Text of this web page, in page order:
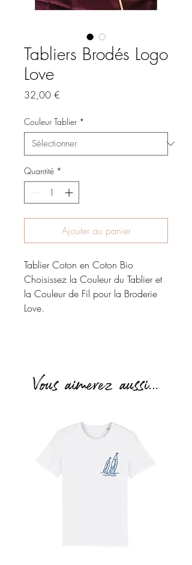
Tabliers Brodés Logo
Love
32,00 €
Couleur Tablier *
Quantité *
Ajouter au panier
Tablier Coton en Coton Bio
Choisissez la Couleur du Tablier et
la Couleur de Fil pour la Broderie
Love.